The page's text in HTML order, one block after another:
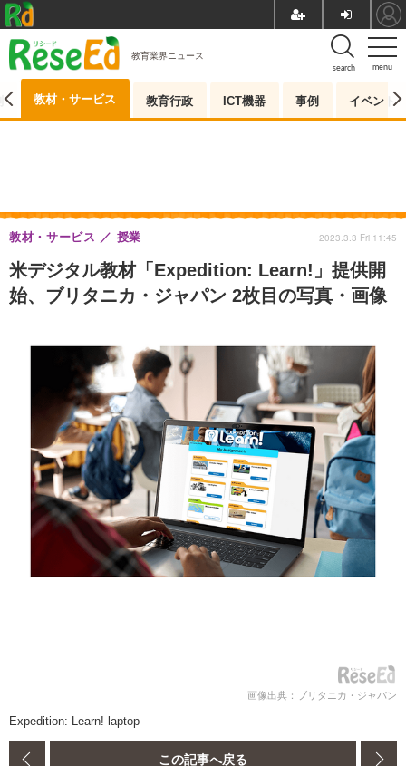
menu
search
教育業界ニュース
教材・サービス 教育行政 ICT機器 事例 イベント
米デジタル教材「Expedition: Learn!」提供開
始、ブリタニカ・ジャパン 2枚目の写真・画像
教材・サービス 授業 2023.3.3 Fri 11:45
画像出典：ブリタニカ・ジャパン
Expedition: Learn! laptop
この記事へ戻る